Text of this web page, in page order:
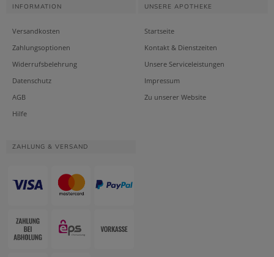
INFORMATION
Versandkosten
Zahlungsoptionen
Widerrufsbelehrung
Datenschutz
AGB
Hilfe
UNSERE APOTHEKE
Startseite
Kontakt & Dienstzeiten
Unsere Serviceleistungen
Impressum
Zu unserer Website
ZAHLUNG & VERSAND